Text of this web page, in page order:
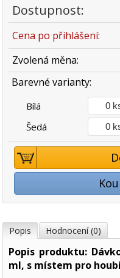
Dostupnost:
Cena po přihlášení:
Zvolená měna:
Barevné varianty:
Bílá
Šedá
Popis Hodnocení (0)
Popis produktu:
ml, s místem pro